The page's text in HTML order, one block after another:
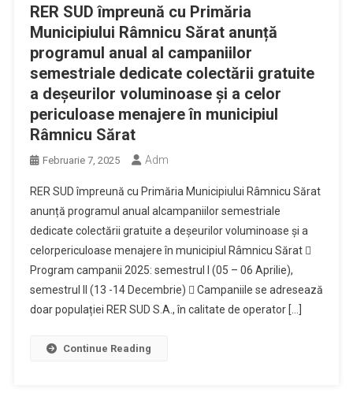
RER SUD împreună cu Primăria
Municipiului Râmnicu Sărat anunță
programul anual al campaniilor
semestriale dedicate colectării gratuite
a deșeurilor voluminoase și a celor
periculoase menajere în municipiul
Râmnicu Sărat
Februarie 7, 2025 Adm
RER SUD împreună cu Primăria Municipiului Râmnicu Sărat
anunță programul anual alcampaniilor semestriale
dedicate colectării gratuite a deșeurilor voluminoase și a
celorpericuloase menajere în municipiul Râmnicu Sărat 
Program campanii 2025: semestrul I (05 – 06 Aprilie),
semestrul II (13 -14 Decembrie)  Campaniile se adresează
doar populației RER SUD S.A., în calitate de operator […]
Continue Reading